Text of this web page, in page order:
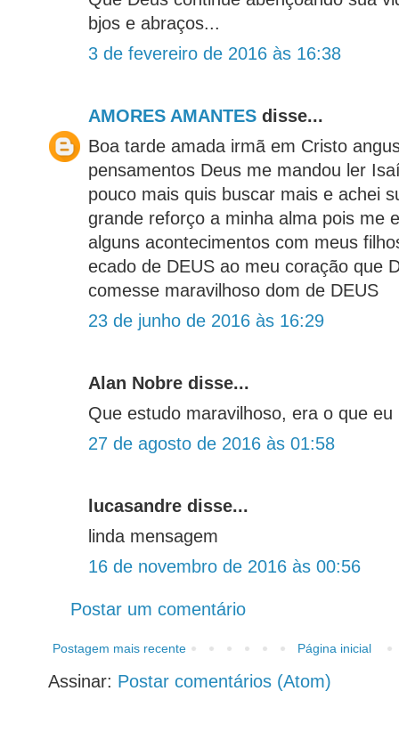
bjos e abraços...
3 de fevereiro de 2016 às 16:38
AMORES AMANTES disse...
Boa tarde amada irmã em Cristo
pensamentos Deus me mandou ler
pouco mais quis buscar mais e achei
grande reforço a minha alma pois me
alguns acontecimentos com meus
ecado de DEUS ao meu coração que
comesse maravilhoso dom de DEUS
23 de junho de 2016 às 16:29
Alan Nobre disse...
Que estudo maravilhoso, era o que eu
27 de agosto de 2016 às 01:58
lucasandre disse...
linda mensagem
16 de novembro de 2016 às 00:56
Postar um comentário
Postagem mais recente Página inicial
Assinar: Postar comentários (Atom)